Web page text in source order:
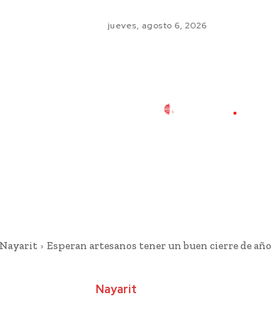
jueves, agosto 6, 2026
Nayarit Esperan artesanos tener un buen cierre de año
Nayarit